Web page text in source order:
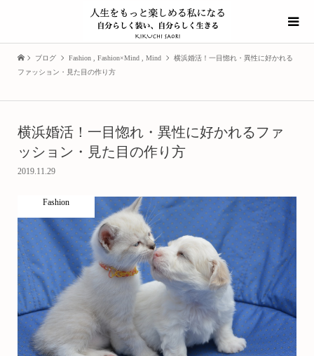
ブログ Fashion Fashion×Mind Mind
横浜婚活！一目惚れ・異性に好かれる
ファッション・見た目の作り方
横浜婚活！一目惚れ・異性に好かれるファ
ッション・見た目の作り方
2019.11.29
Fashion